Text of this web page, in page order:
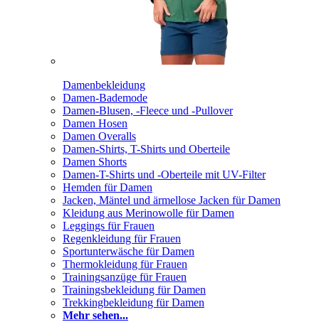
Damenbekleidung
Damen-Bademode
Damen-Blusen, -Fleece und -Pullover
Damen Hosen
Damen Overalls
Damen-Shirts, T-Shirts und Oberteile
Damen Shorts
Damen-T-Shirts und -Oberteile mit UV-Filter
Hemden für Damen
Jacken, Mäntel und ärmellose Jacken für Damen
Kleidung aus Merinowolle für Damen
Leggings für Frauen
Regenkleidung für Frauen
Sportunterwäsche für Damen
Thermokleidung für Frauen
Trainingsanzüge für Frauen
Trainingsbekleidung für Damen
Trekkingbekleidung für Damen
Mehr sehen...